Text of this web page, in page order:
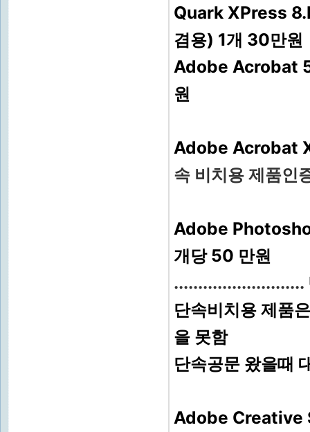
Quark XPress
겸용) 1개 30만원
Adobe Acrobat
원
Adobe Acrobat
속 비치용 제품인
Adobe Photosho
개당 50 만원
...........................
단속비치용 제품
을 못함
단속공문 왔을때
Adobe Creative